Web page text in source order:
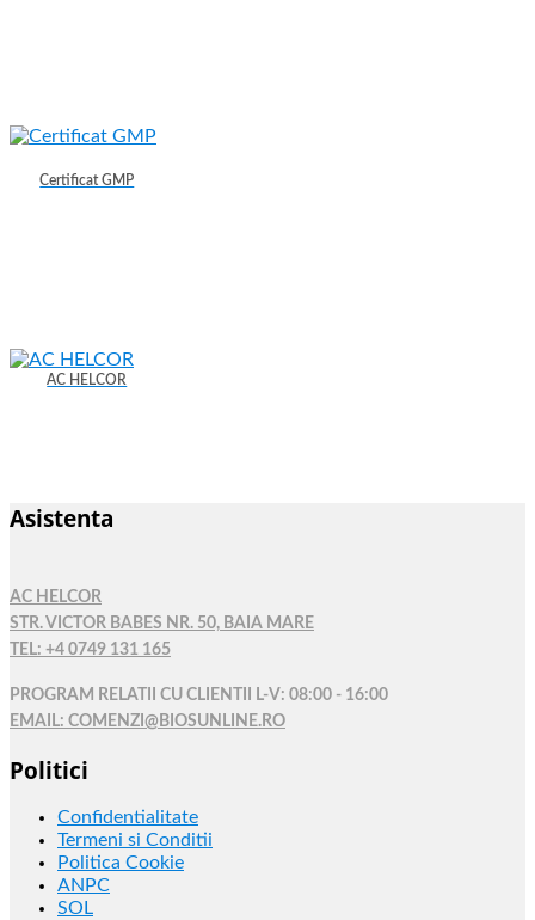
Certificat GMP
AC HELCOR
Asistenta
AC HELCOR
STR. VICTOR BABES NR. 50, BAIA MARE
TEL: +4 0749 131 165
PROGRAM RELATII CU CLIENTII L-V: 08:00 - 16:00
EMAIL: COMENZI@BIOSUNLINE.RO
Politici
Confidentialitate
Termeni si Conditii
Politica Cookie
ANPC
SOL